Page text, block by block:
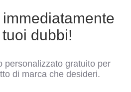
dubbi!
personalizzato gratuito per
di marca che desideri.